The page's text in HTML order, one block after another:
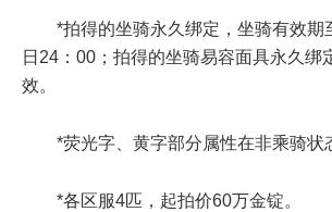
*拍得的坐骑永久绑定，坐骑有效期
日24：00；拍得的坐骑易容面具永久绑
效。
*荧光字、黄字部分属性在非乘骑状
*各区服4匹，起拍价60万金锭。